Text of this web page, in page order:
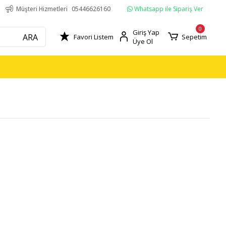
Müşteri Hizmetleri 05446626160 Whatsapp ile Sipariş Ver
ARA Favori Listem
Giriş Yap
Üye Ol
0
Sepetim